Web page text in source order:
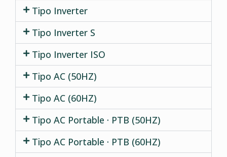
Tipo Inverter
Tipo Inverter S
Tipo Inverter ISO
Tipo AC (50HZ)
Tipo AC (60HZ)
Tipo AC Portable · PTB (50HZ)
Tipo AC Portable · PTB (60HZ)